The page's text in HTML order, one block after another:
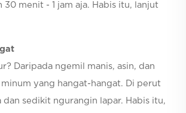
30 menit - 1 jam aja. Habis itu, lanjut
Daripada ngemil manis, asin, dan
yang hangat-hangat. Di perut
dan sedikit ngurangin lapar. Habis itu,